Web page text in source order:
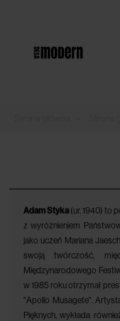
Adam Styka (ur. 1940) to
z wyróżnieniem
jako uczeń Mariana
swoją twórczość,
Międzynarodowego
w 1985 roku otrzymał
"Apollo Musagete".
Pięknych, wykłada